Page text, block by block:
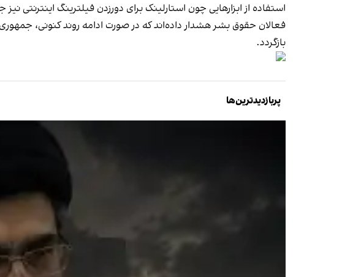
استفاده از ابزارهایی چون استارلینک برای دورزدن فیلترینگ اینترنتی
فعالان حقوق بشر هشدار داده‌اند که در صورت ادامه روند کنونی،
بازگردد.
پربازدیدترین‌ها